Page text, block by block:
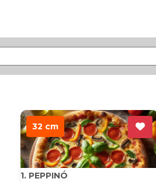
32 cm
1. PEPPINÓ